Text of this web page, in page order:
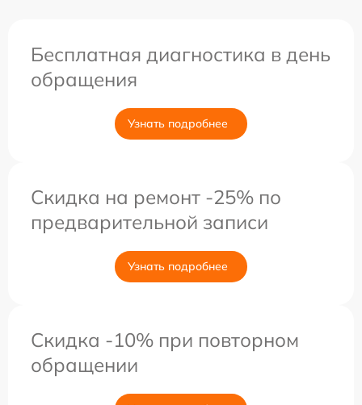
Бесплатная диагностика в день
обращения
Узнать подробнее
Скидка на ремонт -25% по
предварительной записи
Узнать подробнее
Скидка -10% при повторном
обращении